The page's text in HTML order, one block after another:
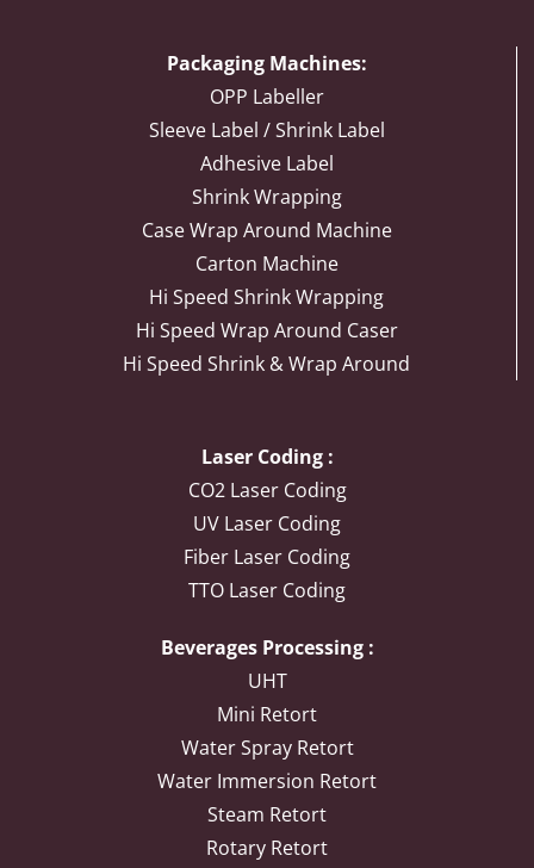
Packaging Machines:
OPP Labeller
Sleeve Label / Shrink Label
Adhesive Label
Shrink Wrapping
Case Wrap Around Machine
Carton Machine
Hi Speed Shrink Wrapping
Hi Speed Wrap Around Caser
Hi Speed Shrink & Wrap Around
Laser Coding :
CO2 Laser Coding
UV Laser Coding
Fiber Laser Coding
TTO Laser Coding
Beverages Processing :
UHT
Mini Retort
Water Spray Retort
Water Immersion Retort
Steam Retort
Rotary Retort